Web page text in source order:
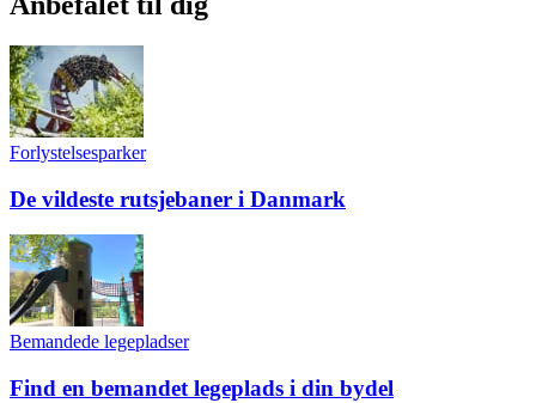
Forlystelsesparker
De vildeste rutsjebaner i Danmark
Bemandede legepladser
Find en bemandet legeplads i din bydel